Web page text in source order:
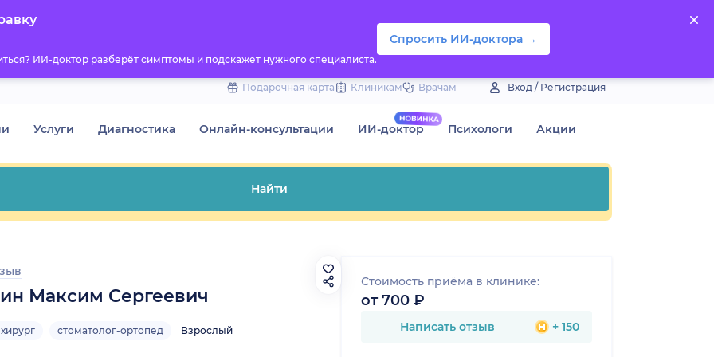
ИИ-доктор разберёт симптомы и подскажет нужного специалиста.
Спросить ИИ-доктора →
Подарочная карта Клиникам Врачам Вход / Регистрация
Услуги Диагностика Онлайн-консультации ИИ-доктор Психологи Акции
Найти
Максим Сергеевич
стоматолог-ортопед Взрослый
Стоимость приёма в клинике:
от 700 ₽
Написать отзыв + 150